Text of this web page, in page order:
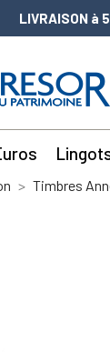
LIVRAISON à
Timbres